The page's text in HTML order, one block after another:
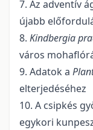
7. Az adventív
újabb
8. Kindbergia
város
9. Adatok a
elterjedéséhez
10. A csipkés
egykori